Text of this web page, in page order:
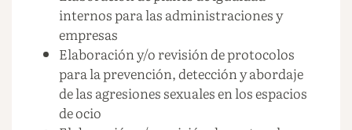
internos para las administraciones y
empresas
Elaboración y/o revisión de protocolos
para la prevención, detección y abordaje
de las agresiones sexuales en los espacios
de ocio